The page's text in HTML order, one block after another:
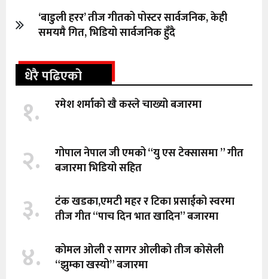
‘बाडुली हरर’ तीज गीतको पोस्टर सार्वजनिक, केही
समयमै गित, भिडियो सार्वजनिक हुँदै
धेरै पढिएको
१. रमेश शर्माको खै कस्ले चाख्यो बजारमा
२.
गोपाल नेपाल जी एमको “यु एस टेक्सासमा ” गीत
बजारमा भिडियो सहित
३.
टंक खडका,एमटी महर र टिका प्रसाईको स्वरमा
तीज गीत “पाच दिन भात खादिन” बजारमा
४.
कोमल ओली र सागर ओलीको तीज कोसेली
“झुम्का खस्यो” बजारमा